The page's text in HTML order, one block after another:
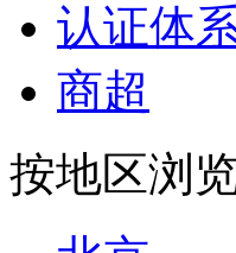
认证体
商超
按地区浏